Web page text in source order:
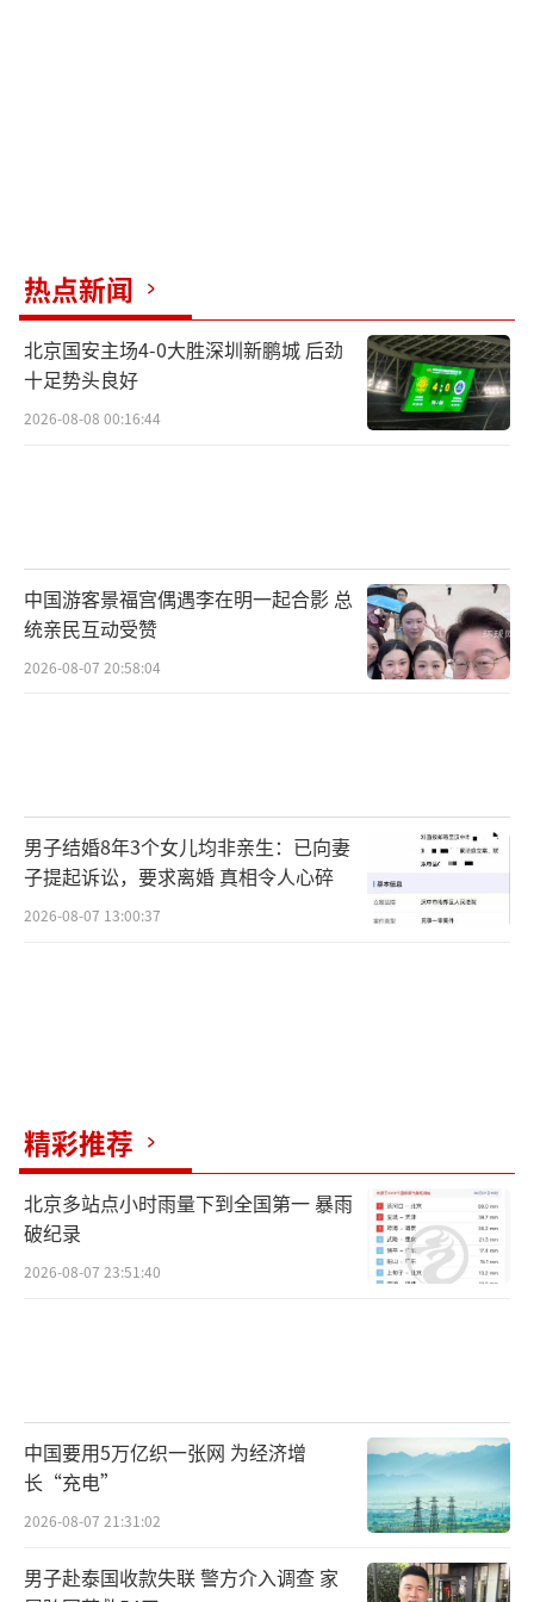
（责任编辑：zx0001）
热点新闻
北京国安主场4-0大胜深圳新鹏城 后劲
十足势头良好
2026-08-08 00:16:44
中国游客景福宫偶遇李在明一起合影 总
统亲民互动受赞
2026-08-07 20:58:04
男子结婚8年3个女儿均非亲生：已向妻
子提起诉讼，要求离婚 真相令人心碎
2026-08-07 13:00:37
精彩推荐
北京多站点小时雨量下到全国第一 暴雨
破纪录
2026-08-07 23:51:40
中国要用5万亿织一张网 为经济增
长“充电”
2026-08-07 21:31:02
男子赴泰国收款失联 警方介入调查 家